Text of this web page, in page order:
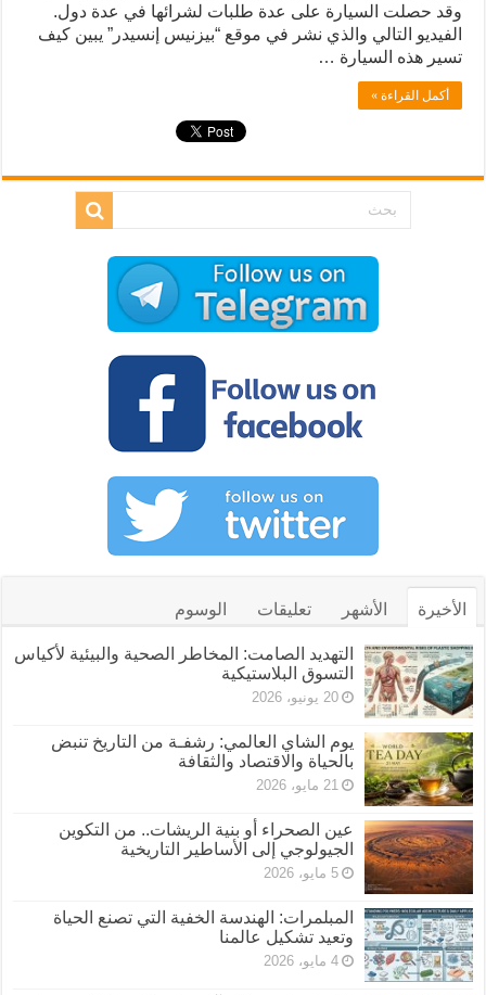
وقد حصلت السيارة على عدة طلبات لشرائها في عدة دول.
الفيديو التالي والذي نشر في موقع “بيزنيس إنسيدر” يبين كيف
تسير هذه السيارة …
أكمل القراءة »
الأخيرة الأشهر تعليقات الوسوم
التهديد الصامت: المخاطر الصحية والبيئية لأكياس
التسوق البلاستيكية
20 يونيو، 2026
يوم الشاي العالمي: رشفـة من التاريخ تنبض
بالحياة والاقتصاد والثقافة
21 مايو، 2026
عين الصحراء أو بنية الريشات.. من التكوين
الجيولوجي إلى الأساطير التاريخية
5 مايو، 2026
المبلمرات: الهندسة الخفية التي تصنع الحياة
وتعيد تشكيل عالمنا
4 مايو، 2026